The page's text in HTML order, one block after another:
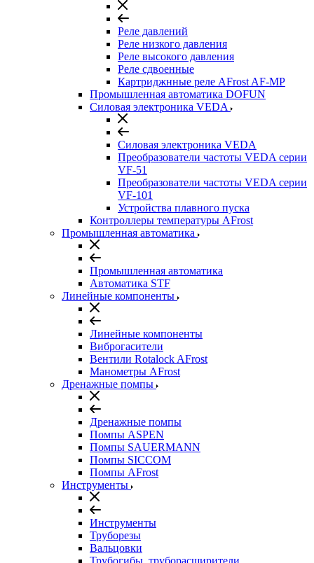
Реле давлений
Реле низкого давления
Реле высокого давления
Реле сдвоенные
Картриджнные реле AFrost AF-MP
Промышленная автоматика DOFUN
Силовая электроника VEDA
Силовая электроника VEDA
Преобразователи частоты VEDA серии
VF-51
Преобразователи частоты VEDA серии
VF-101
Устройства плавного пуска
Контроллеры температуры AFrost
Промышленная автоматика
Промышленная автоматика
Автоматика STF
Линейные компоненты
Линейные компоненты
Виброгасители
Вентили Rotalock AFrost
Манометры AFrost
Дренажные помпы
Дренажные помпы
Помпы ASPEN
Помпы SAUERMANN
Помпы SICCOM
Помпы AFrost
Инструменты
Инструменты
Труборезы
Вальцовки
Трубогибы, труборасширители